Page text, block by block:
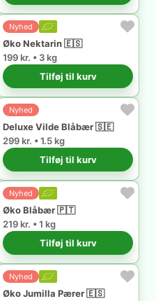
Nyhed
Øko Nektarin 🇪🇸
199 kr. • 3 kg
Tilføj til kurv
Nyhed
Deluxe Vilde Blåbær 🇸🇪
299 kr. • 1.5 kg
Tilføj til kurv
Nyhed
Øko Blåbær 🇵🇹
219 kr. • 1 kg
Tilføj til kurv
Nyhed
Øko Jumilla Pærer 🇪🇸